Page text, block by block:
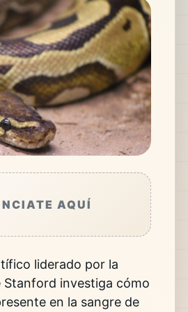
AQUÍ
liderado por la
Stanford investiga cómo
en la sangre de